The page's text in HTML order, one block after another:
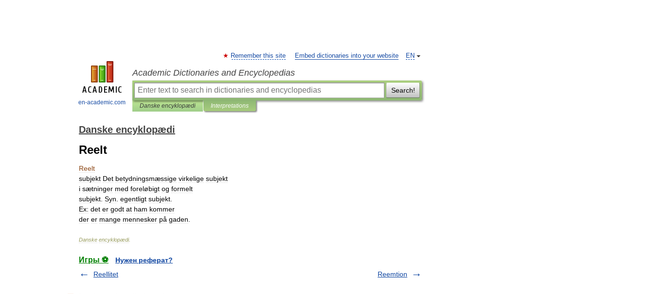
en-academic.com
EN
Remember this site Embed dictionaries into your website
Academic Dictionaries and Encyclopedias
Search!
Danske encyklopædi Interpretations
Danske encyklopædi
Reelt
Reelt
subjekt Det betydningsmæssige virkelige subjekt
i sætninger med foreløbigt og formelt
subjekt Syn egentligt subjekt
Ex: det er godt at ham kommer
der er mange mennesker på gaden
Danske encyklopædi.
Игры ⚽
Нужен реферат?
Reellitet
Reemtion